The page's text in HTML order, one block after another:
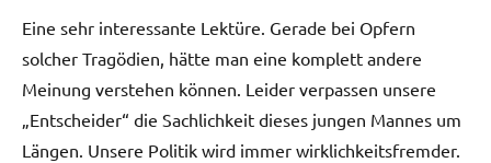
Eine sehr interessante Lektüre. Gerade bei Opfern
solcher Tragödien, hätte man eine komplett andere
Meinung verstehen können. Leider verpassen unsere
„Entscheider“ die Sachlichkeit dieses jungen Mannes um
Längen. Unsere Politik wird immer wirklichkeitsfremder.